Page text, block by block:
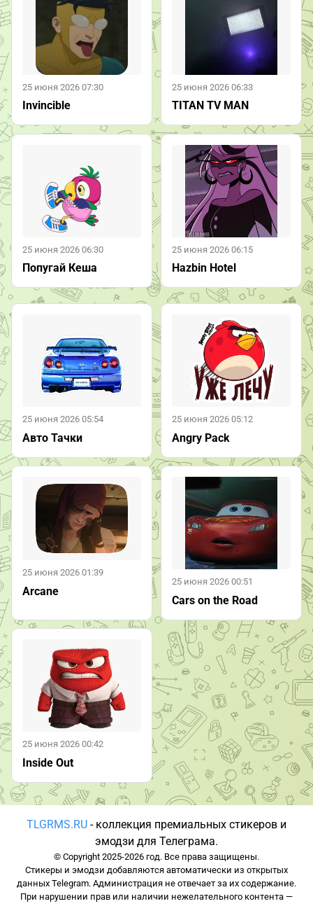
25 июня 2026 07:30
Invincible
25 июня 2026 06:33
TITAN TV MAN
25 июня 2026 06:30
Попугай Кеша
25 июня 2026 06:15
Hazbin Hotel
25 июня 2026 05:54
Авто Тачки
25 июня 2026 05:12
Angry Pack
25 июня 2026 01:39
Arcane
25 июня 2026 00:51
Cars on the Road
25 июня 2026 00:42
Inside Out
TLGRMS.RU - коллекция премиальных стикеров и
эмодзи для Телеграма.
© Copyright 2025-2026 год. Все права защищены.
Стикеры и эмодзи добавляются автоматически из открытых
данных Telegram. Администрация не отвечает за их содержание.
При нарушении прав или наличии нежелательного контента —